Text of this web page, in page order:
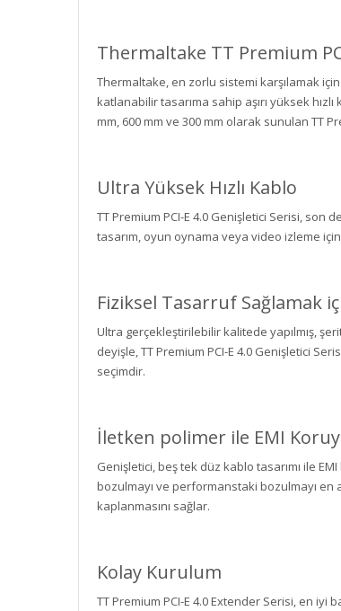
Thermaltake TT Premium
Thermaltake, en zorlu sistemi karşılamak
katlanabilir tasarıma sahip aşırı yüksek
mm, 600 mm ve 300 mm olarak sunulan TT
Ultra Yüksek Hızlı Kablo
TT Premium PCI-E 4.0 Genişletici Serisi,
tasarım, oyun oynama veya video izleme
Fiziksel Tasarruf Sağlamak
Ultra gerçekleştirilebilir kalitede yapılmış,
deyişle, TT Premium PCI-E 4.0 Genişletici
seçimdir.
İletken polimer ile EMI
Genişletici, beş tek düz kablo tasarımı ile
bozulmayı ve performanstaki bozulmayı en
kaplanmasını sağlar.
Kolay Kurulum
TT Premium PCI-E 4.0 Extender Serisi, en iyi